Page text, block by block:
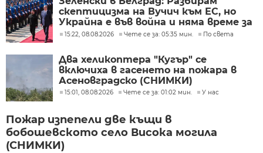
скептицизма на Вучич към ЕС, но
Украйна е във война и няма време за
скептицизъм
15:22, 08.08.2026 Чете се за: 05:35 мин. По света
Два хеликоптера "Кугър" се
включиха в гасенето на пожара в
Асеновградско (СНИМКИ)
15:01, 08.08.2026 Чете се за: 01:02 мин. У нас
Пожар изпепели две къщи в
бобошевското село Висока могила
(СНИМКИ)